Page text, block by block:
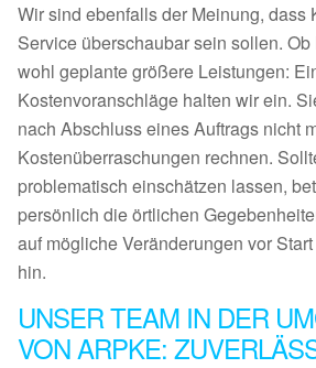
Wir sind ebenfalls der Meinung, dass
Service überschaubar sein sollen.
wohl geplante größere Leistungen:
Kostenvoranschläge halten wir ein.
nach Abschluss eines Auftrags nicht
Kostenüberraschungen rechnen.
problematisch einschätzen lassen,
persönlich die örtlichen
auf mögliche Veränderungen vor
hin.
UNSER TEAM IN DER
VON ARPKE: